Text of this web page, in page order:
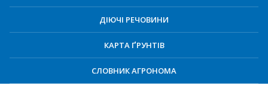
ДІЮЧІ РЕЧОВИНИ
КАРТА ҐРУНТІВ
СЛОВНИК АГРОНОМА